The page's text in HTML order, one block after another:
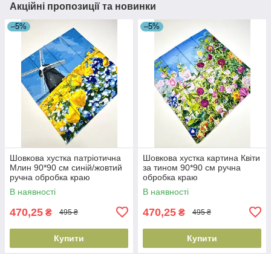
Акційні пропозиції та новинки
–5%
Шовкова хустка патріотична
Млин 90*90 см синій/жовтий
ручна обробка краю
В наявності
470,25 ₴ 495 ₴
Купити
–5%
Шовкова хустка картина Квіти
за тином 90*90 см ручна
обробка краю
В наявності
470,25 ₴ 495 ₴
Купити